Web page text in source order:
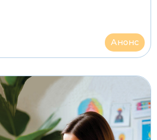
Анонс